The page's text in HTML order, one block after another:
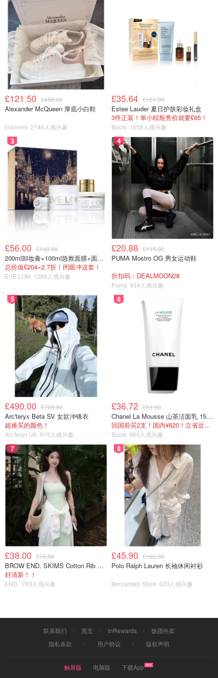
中秋怎么过 宅家厨艺大赛
£121.50 £450.00
Alexander McQueen 厚底小白鞋
Flannels 2146人感兴趣
£35.64 £151.00
Estee Lauder 夏日护肤彩妆礼盒
3件正装！单小棕瓶售价就要£65！
Boots 1558人感兴趣
3
£56.00 £140.00
200ml卸妆膏+100ml急救面膜+面霜+洁颜布
总价值£204=2.7折！闭眼冲这套！
EVE LOM 1286人感兴趣
4
£20.88 £115.00
PUMA Mostro OG 男女运动鞋
折扣码：DEALMOON28
Puma 934人感兴趣
5
£490.00 £700.00
Arc'teryx Beta SV 女款冲锋衣
超难买的颜色！
Arc'teryx UK 919人感兴趣
6
£36.72 £51.00
Chanel La Mousse 山茶洁面乳 150ml
回国前买2支！国内¥620！立省近一半！
Boots 869人感兴趣
7
£38.00 £75.00
BROW END. SKIMS Cotton Rib 长款背心连衣裙 薄荷绿
好清新！！
END. 783人感兴趣
8
£45.90 £102.00
Polo Ralph Lauren 长袖休闲衬衫
Bernardelli Store 620人感兴趣
联系我们 黑五 InRewards
饭团外卖
隐私条款
用户协议 版权声明
触屏版 电脑版
下载App